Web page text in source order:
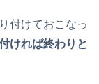
付けておこなっ
ければ終わりと